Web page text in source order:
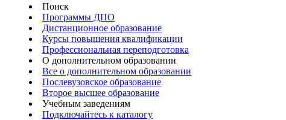
Поиск
Программы ДПО
Дистанционное образование
Курсы повышения квалификации
Профессиональная переподготовка
О дополнительном образовании
Все о дополнительном образовании
Послевузовское образование
Второе высшее образование
Учебным заведениям
Подключайтесь к каталогу